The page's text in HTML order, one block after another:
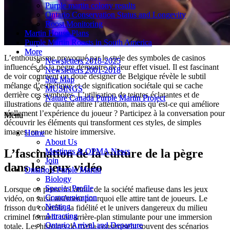
Purple martin colony results
Ontario Conservation Status and Longevity
Roost Monitoring
Martin House Plans
Purple Martin Roosts in South America
More
Newsletters 2018-2025
Newsletters 2001-2018
Site Map
MUSINGS
Nature Canada Purple Martin Project
Menu
Home
About Us
Meetings & OPMA News
Join
Ontario’s Purple Martin
Biology
Species Profile
Communication
Nesting
Attracting
Ontario Arrival and Departure
Purple martin colony results
Ontario Conservation Status and Longevity
Roost Monitoring
Martin House Plans
Purple Martin Roosts in South America
More
Newsletters 2018-2025
Newsletters 2001-2018
Site Map
MUSINGS
Nature Canada Purple Martin Project
Menu
Home
About Us
Meetings & OPMA News
Join
Ontario’s Purple Martin
Biology
Species Profile
Communication
Nesting
Attracting
Ontario Arrival and Departure
L’enthousiasme provoqué par le style des symboles de casinos
influencés de la pègre démontre de leur effet visuel. Il est fascinant
de voir comment un doué designer de Belgique révèle le subtil
mélange d’esthétique et de signification sociétale qui se cache
derrière ces symboles. L’utilisation de teintes éclatantes et de
illustrations de qualité attire l’attention, mais qu’est-ce qui améliore
réellement l’expérience du joueur ? Participez à la conversation pour
découvrir les éléments qui transforment ces styles, de simples
images, en une histoire immersive.
L’fascination de la culture de la pègre
dans les jeux vidéo
Lorsque on pense à l’attrait de la société mafieuse dans les jeux
vidéo, on saisit aisément pourquoi elle attire tant de joueurs. Le
frisson du contrôle, la fidélité et le univers dangereux du milieu
criminel forment une arrière-plan stimulante pour une immersion
totale. Les histoires de mafia construisent souvent des scénarios